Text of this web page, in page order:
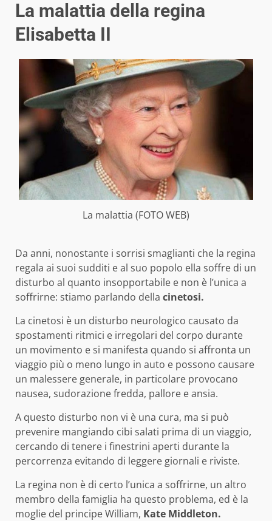
La malattia della regina
Elisabetta II
La malattia (FOTO WEB)
Da anni, nonostante i sorrisi smaglianti che la regina
regala ai suoi sudditi e al suo popolo ella soffre di un
disturbo al quanto insopportabile e non è l’unica a
soffrirne: stiamo parlando della cinetosi.
La cinetosi è un disturbo neurologico causato da
spostamenti ritmici e irregolari del corpo durante
un movimento e si manifesta quando si affronta un
viaggio più o meno lungo in auto e possono causare
un malessere generale, in particolare provocano
nausea, sudorazione fredda, pallore e ansia.
A questo disturbo non vi è una cura, ma si può
prevenire mangiando cibi salati prima di un viaggio,
cercando di tenere i finestrini aperti durante la
percorrenza evitando di leggere giornali e riviste.
La regina non è di certo l’unica a soffrirne, un altro
membro della famiglia ha questo problema, ed è la
moglie del principe William, Kate Middleton.